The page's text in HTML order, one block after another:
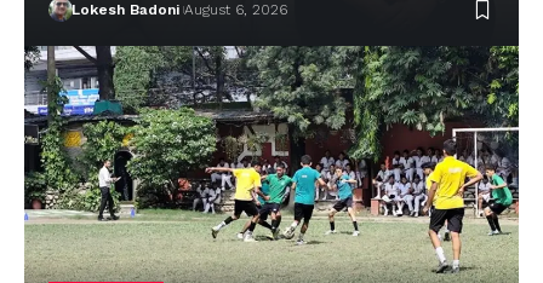
Lokesh Badoni August 6, 2026